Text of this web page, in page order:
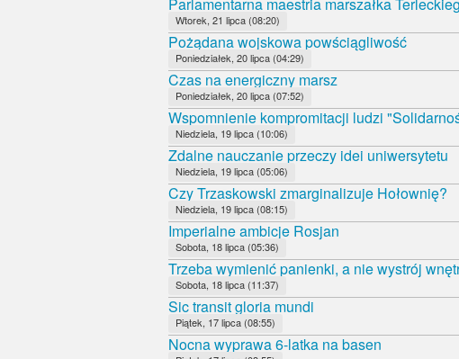
Parlamentarna maestria marszałka
Wtorek, 21 lipca (08:20)
Pożądana wojskowa powściągliwość
Poniedziałek, 20 lipca (04:29)
Czas na energiczny marsz
Poniedziałek, 20 lipca (07:52)
Wspomnienie kompromitacji ludzi
Niedziela, 19 lipca (10:06)
Zdalne nauczanie przeczy idei uniwersytetu
Niedziela, 19 lipca (05:06)
Czy Trzaskowski zmarginalizuje Hołownię?
Niedziela, 19 lipca (08:15)
Imperialne ambicje Rosjan
Sobota, 18 lipca (05:36)
Trzeba wymienić panienki, a nie wystrój
Sobota, 18 lipca (11:37)
Sic transit gloria mundi
Piątek, 17 lipca (08:55)
Nocna wyprawa 6-latka na basen